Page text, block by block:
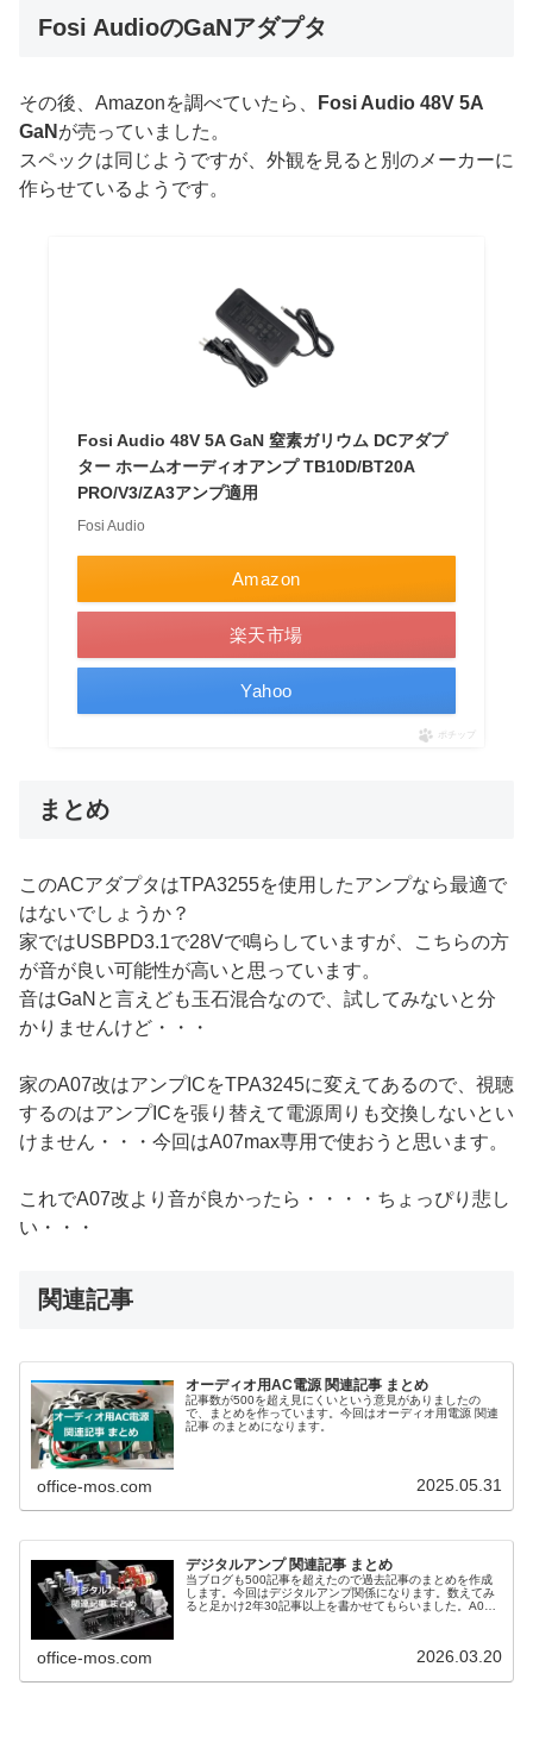
Fosi AudioのGaNアダプタ
その後、Amazonを調べていたら、
Fosi Audio 48V 5A
GaN が売っていました。
スペックは同じようですが、外観を見ると別のメーカーに
作らせているようです。
Fosi Audio 48V 5A GaN 窒素ガリウム DCアダプ
ター ホームオーディオアンプ TB10D/BT20A
PRO/V3/ZA3アンプ適用
Fosi Audio
Amazon
楽天市場
Yahoo
ポチップ
まとめ
このACアダプタはTPA3255を使用したアンプなら最適で
はないでしょうか？
家ではUSBPD3.1で28Vで鳴らしていますが、こちらの方
が音が良い可能性が高いと思っています。
音はGaNと言えども玉石混合なので、試してみないと分
かりませんけど・・・
家のA07改はアンプICをTPA3245に変えてあるので、視聴
するのはアンプICを張り替えて電源周りも交換しないとい
けません・・・今回はA07max専用で使おうと思います。
これでA07改より音が良かったら・・・・ちょっぴり悲し
い・・・
関連記事
オーディオ用AC電源 関連記事 まとめ
記事数が500を超え見にくいという意見がありましたの
で、まとめを作っています。今回はオーディオ用電源 関連
記事 のまとめになります。
office-mos.com 2025.05.31
デジタルアンプ 関連記事 まとめ
当ブログも500記事を超えたので過去記事のまとめを作成
します。今回はデジタルアンプ関係になります。数えてみ
ると足かけ2年30記事以上を書かせてもらいました。A07
office-mos.com 2026.03.20